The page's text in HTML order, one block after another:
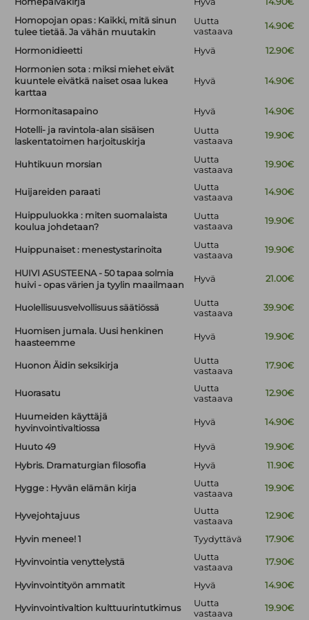
Homopojan opas : Kaikki, mitä sinun
tulee tietää. Ja vähän muutakin
Uutta
vastaava
14.90€
Hormonidieetti Hyvä
12.90€
Hormonien sota : miksi miehet eivät
kuuntele eivätkä naiset osaa lukea
karttaa
Hyvä 14.90€
Hormonitasapaino Hyvä
14.90€
Hotelli- ja ravintola-alan sisäisen
laskentatoimen harjoituskirja
Uutta
vastaava
19.90€
Huhtikuun morsian
Uutta
vastaava
19.90€
Huijareiden paraati
Uutta
vastaava
14.90€
Huippuluokka : miten suomalaista
koulua johdetaan?
Uutta
vastaava
19.90€
Huippunaiset : menestystarinoita
Uutta
vastaava
19.90€
HUIVI ASUSTEENA - 50 tapaa solmia
huivi - opas värien ja tyylin maailmaan
Hyvä 21.00€
Huolellisuusvelvollisuus säätiössä
Uutta
vastaava
39.90€
Huomisen jumala. Uusi henkinen
haasteemme
Hyvä 19.90€
Huonon Äidin seksikirja
Uutta
vastaava
17.90€
Huorasatu
Uutta
vastaava
12.90€
Huumeiden käyttäjä
hyvinvointivaltiossa
Hyvä 14.90€
Huuto 49 Hyvä
19.90€
Hybris. Dramaturgian filosofia
Hyvä 11.90€
Hygge : Hyvän elämän kirja
Uutta
vastaava
19.90€
Hyvejohtajuus
Uutta
vastaava
12.90€
Hyvin menee! 1 Tyydyttävä 17.90€
Hyvinvointia venyttelystä
Uutta
vastaava
17.90€
Hyvinvointityön ammatit Hyvä 14.90€
Hyvinvointivaltion kulttuurintutkimus
Uutta
vastaava
19.90€